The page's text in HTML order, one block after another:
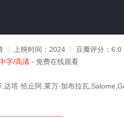
上映时间： 2024 豆瓣评分： 6.0
字/高清 - 免费在线观看
达塔·恰丘阿,莱万·加布拉瓦